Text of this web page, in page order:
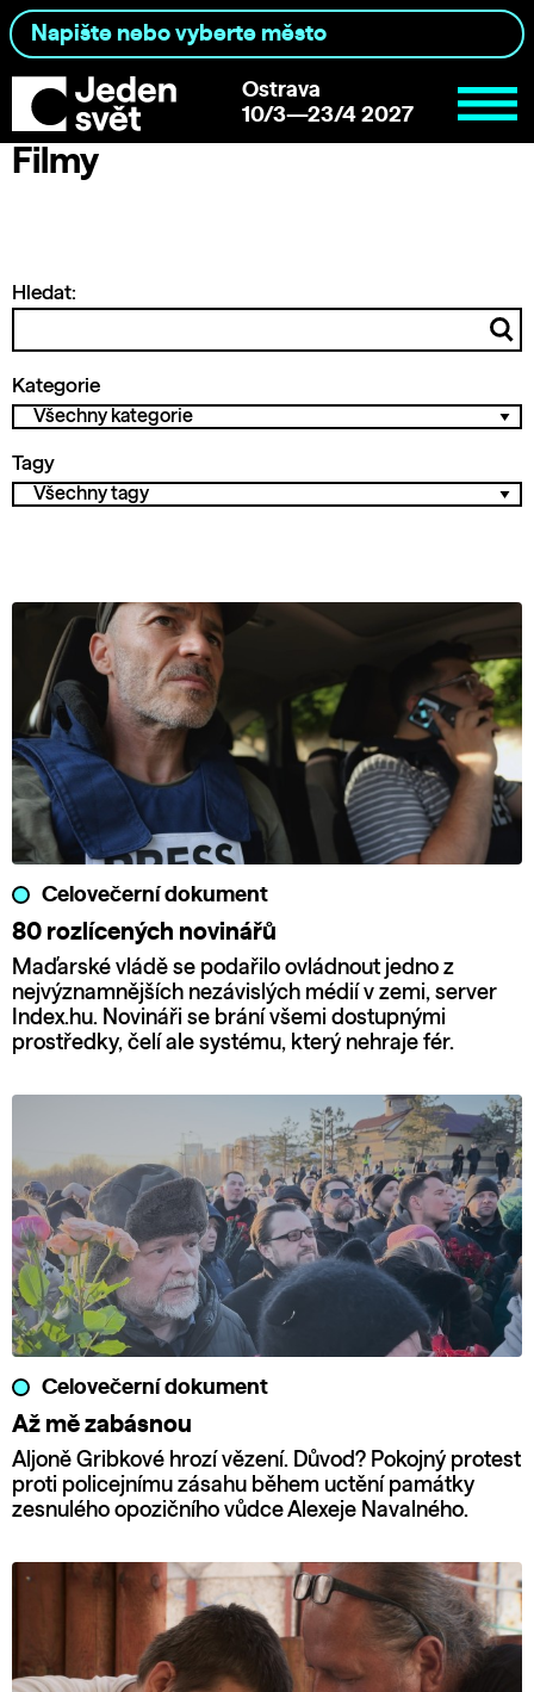
Ostrava
10/3—23/4 2027
Filmy
Hledat:
Kategorie
Tagy
Celovečerní dokument
80 rozlícených novinářů
Maďarské vládě se podařilo ovládnout jedno z
nejvýznamnějších nezávislých médií v zemi, server
Index.hu. Novináři se brání všemi dostupnými
prostředky, čelí ale systému, který nehraje fér.
Celovečerní dokument
Až mě zabásnou
Aljoně Gribkové hrozí vězení. Důvod? Pokojný protest
proti policejnímu zásahu během uctění památky
zesnulého opozičního vůdce Alexeje Navalného.